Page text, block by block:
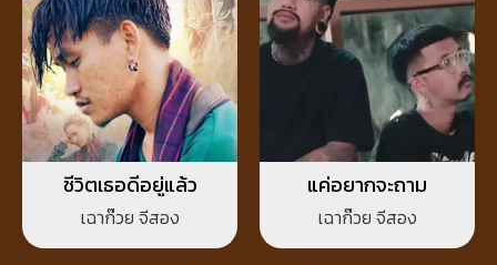
ชีวิตเธอดีอยู่แล้ว
เฉาก๊วย จีสอง
แค่อยากจะถาม
เฉาก๊วย จีสอง